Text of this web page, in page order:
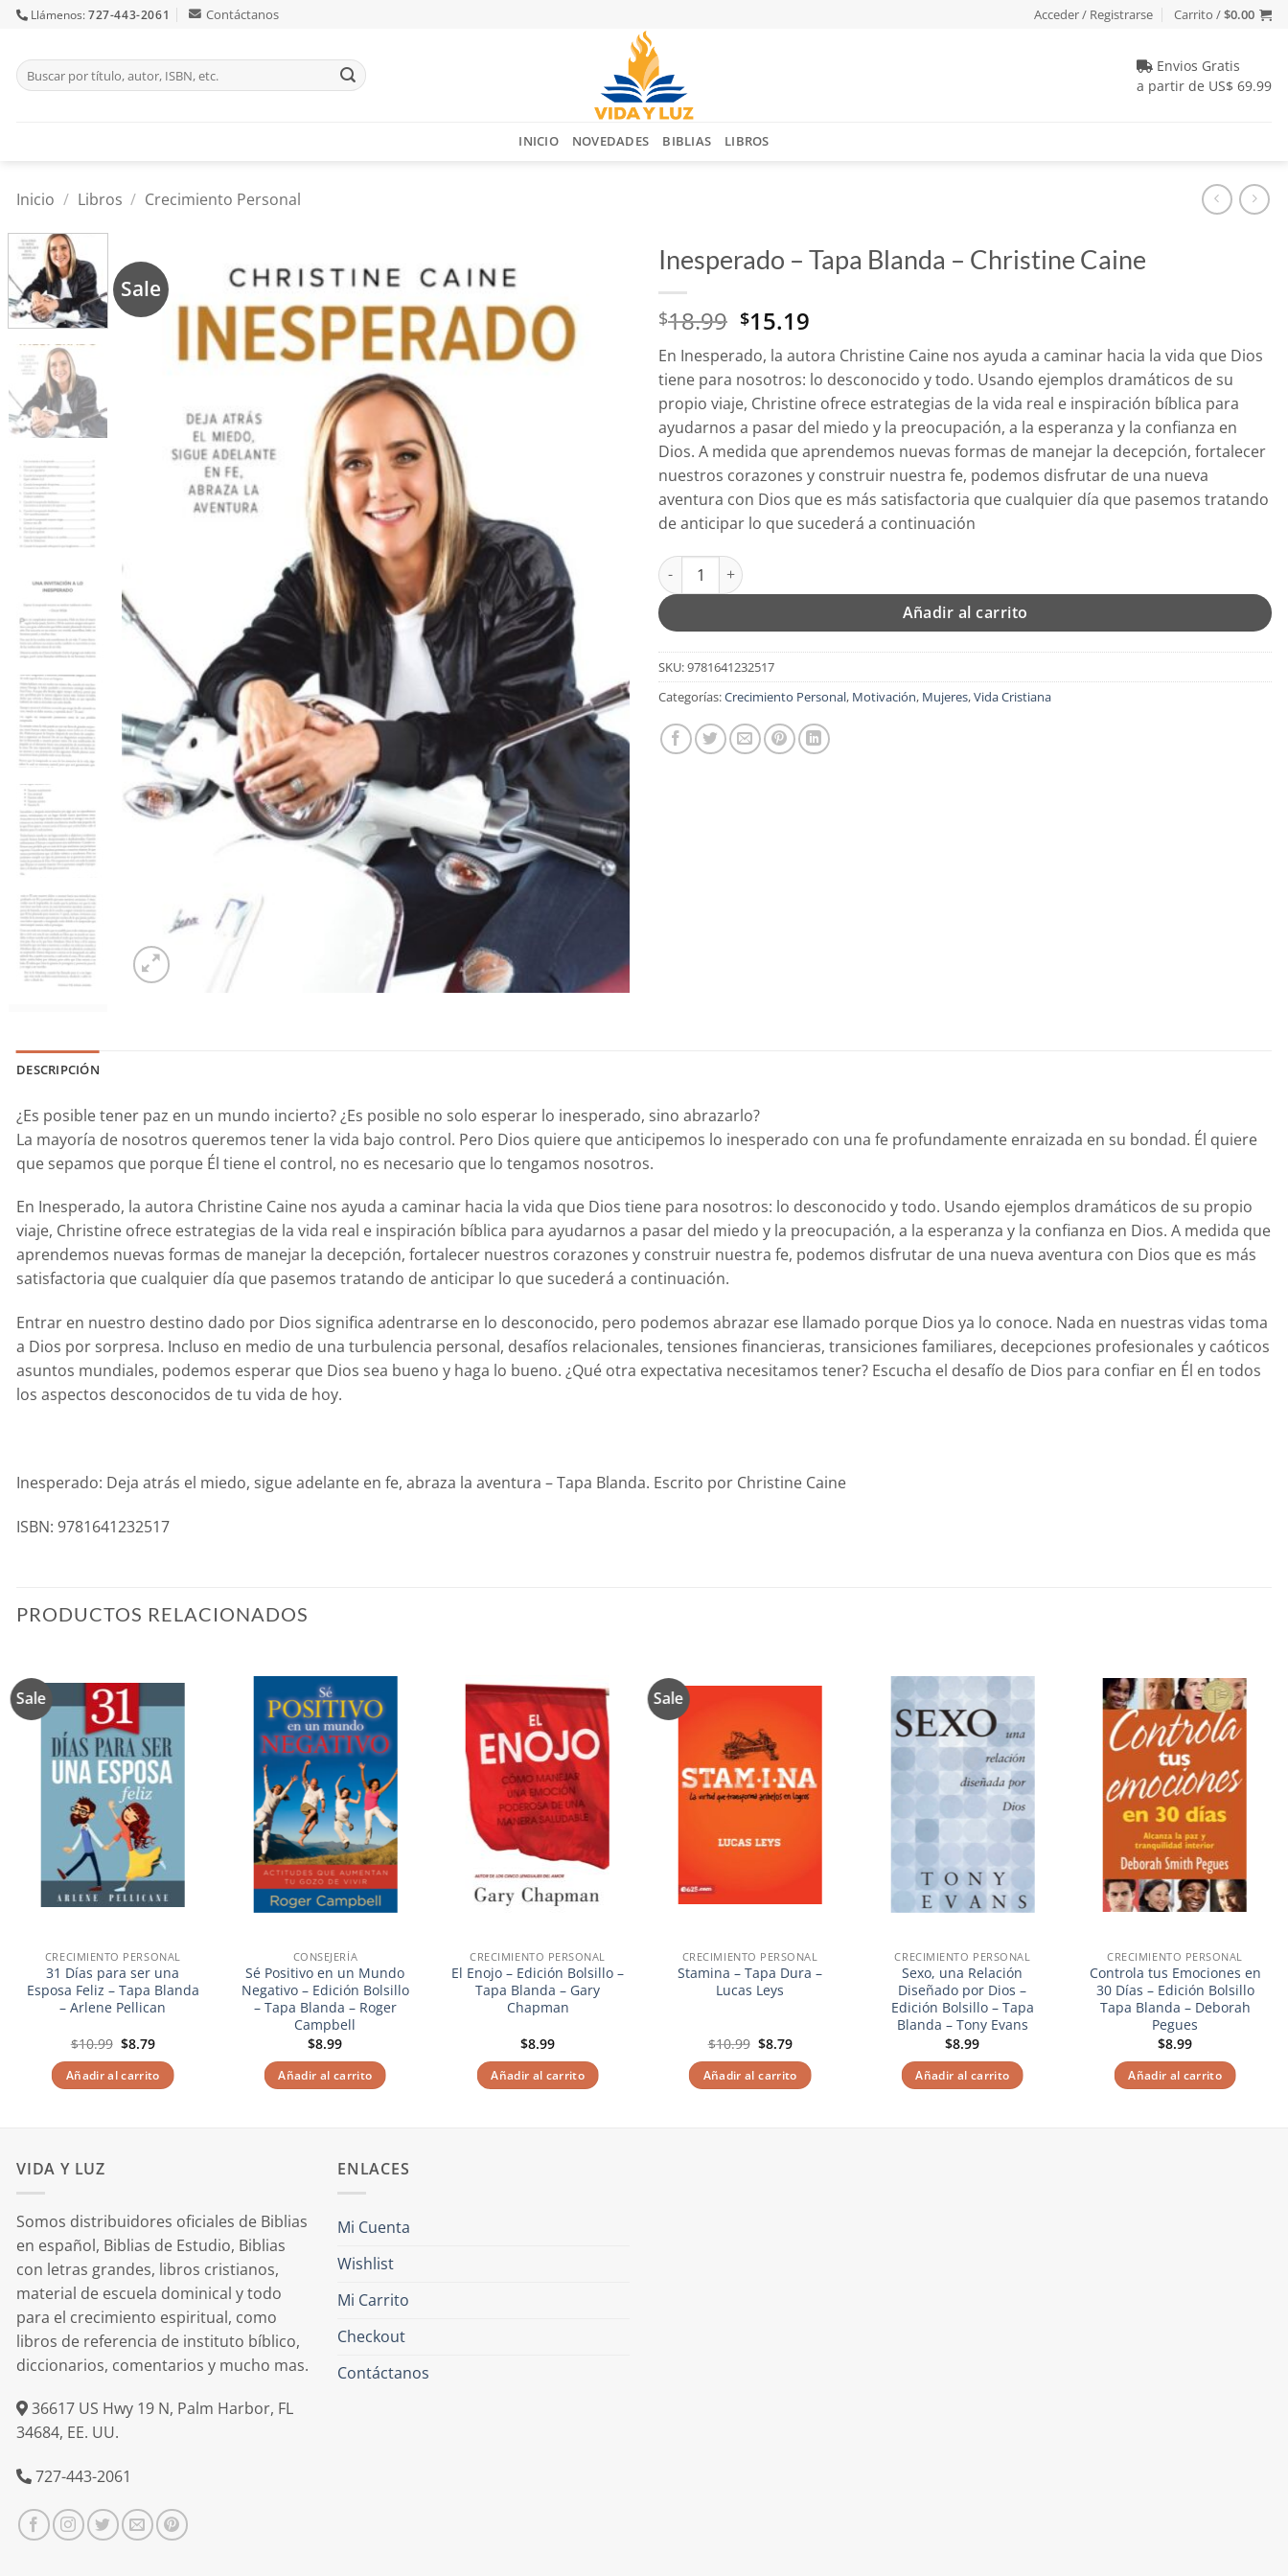
Skip
content
Llámenos:727-443-2061 Contáctanos Acceder / Registrarse Carrito /$0.00
Buscar
por:
Envios Gratis
a partir de US$ 69.99
INICIO NOVEDADES BIBLIAS LIBROS
Inicio / Libros / Crecimiento Personal
Sale
Inesperado – Tapa Blanda – Christine Caine
$18.99 El
precio
original
era:
$18.99.
$15.19
precio
actual
es:
$15.19.
En Inesperado, la autora Christine Caine nos ayuda a caminar hacia la vida que Dios
tiene para nosotros: lo desconocido y todo. Usando ejemplos dramáticos de su
propio viaje, Christine ofrece estrategias de la vida real e inspiración bíblica para
ayudarnos a pasar del miedo y la preocupación, a la esperanza y la confianza en
Dios. A medida que aprendemos nuevas formas de manejar la decepción, fortalecer
nuestros corazones y construir nuestra fe, podemos disfrutar de una nueva
aventura con Dios que es más satisfactoria que cualquier día que pasemos tratando
de anticipar lo que sucederá a continuación
Inesperado - Tapa Blanda - Christine Caine cantidad
Añadir al carrito
SKU:9781641232517
Categorías:Crecimiento Personal, Motivación, Mujeres,Vida Cristiana
DESCRIPCIÓN
¿Es posible tener paz en un mundo incierto? ¿Es posible no solo esperar lo inesperado, sino abrazarlo?
La mayoría de nosotros queremos tener la vida bajo control. Pero Dios quiere que anticipemos lo inesperado con una fe profundamente enraizada en su bondad. Él quiere
que sepamos que porque Él tiene el control, no es necesario que lo tengamos nosotros.
En Inesperado, la autora Christine Caine nos ayuda a caminar hacia la vida que Dios tiene para nosotros: lo desconocido y todo. Usando ejemplos dramáticos de su propio
viaje, Christine ofrece estrategias de la vida real e inspiración bíblica para ayudarnos a pasar del miedo y la preocupación, a la esperanza y la confianza en Dios. A medida que
aprendemos nuevas formas de manejar la decepción, fortalecer nuestros corazones y construir nuestra fe, podemos disfrutar de una nueva aventura con Dios que es más
satisfactoria que cualquier día que pasemos tratando de anticipar lo que sucederá a continuación.
Entrar en nuestro destino dado por Dios significa adentrarse en lo desconocido, pero podemos abrazar ese llamado porque Dios ya lo conoce. Nada en nuestras vidas toma
a Dios por sorpresa. Incluso en medio de una turbulencia personal, desafíos relacionales, tensiones financieras, transiciones familiares, decepciones profesionales y caóticos
asuntos mundiales, podemos esperar que Dios sea bueno y haga lo bueno. ¿Qué otra expectativa necesitamos tener? Escucha el desafío de Dios para confiar en Él en todos
los aspectos desconocidos de tu vida de hoy.
Inesperado: Deja atrás el miedo, sigue adelante en fe, abraza la aventura – Tapa Blanda. Escrito por Christine Caine
ISBN: 9781641232517
PRODUCTOS RELACIONADOS
Sale
deseos
CRECIMIENTO PERSONAL
31 Días para ser una
Esposa Feliz – Tapa Blanda
– Arlene Pellican
$10.99 El
original
era:
$8.79El
actual
es:
Añadir al carrito
Añadir
a la
deseos
CONSEJERÍA
Sé Positivo en un Mundo
Negativo – Edición Bolsillo
– Tapa Blanda – Roger
Campbell
$8.99
Añadir al carrito
Añadir
a la
lista de
deseos
CRECIMIENTO PERSONAL
El Enojo – Edición Bolsillo –
Tapa Blanda – Gary
Chapman
$8.99
Añadir al carrito
Sale
CRECIMIENTO PERSONAL
Stamina – Tapa Dura –
Lucas Leys
$10.99 El
original
era:
$8.79El
actual
es:
Añadir al carrito
Añadir
lista de
deseos
CRECIMIENTO PERSONAL
Sexo, una Relación
Diseñado por Dios –
Edición Bolsillo – Tapa
Blanda – Tony Evans
$8.99
Añadir al carrito
Añadir
a la
lista de
deseos
CRECIMIENTO PERSONAL
Controla tus Emociones en
30 Días – Edición Bolsillo
Tapa Blanda – Deborah
Pegues
$8.99
Añadir al carrito
VIDA Y LUZ
Somos distribuidores oficiales de Biblias
en español, Biblias de Estudio, Biblias
con letras grandes, libros cristianos,
material de escuela dominical y todo
para el crecimiento espiritual, como
libros de referencia de instituto bíblico,
diccionarios, comentarios y mucho mas.
36617 US Hwy 19 N, Palm Harbor, FL
34684, EE. UU.
727-443-2061
ENLACES
Mi Cuenta
Wishlist
Mi Carrito
Checkout
Contáctanos